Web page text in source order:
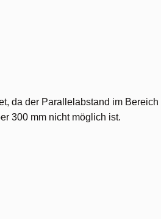
da der Parallelabstand im
300 mm nicht möglich ist.